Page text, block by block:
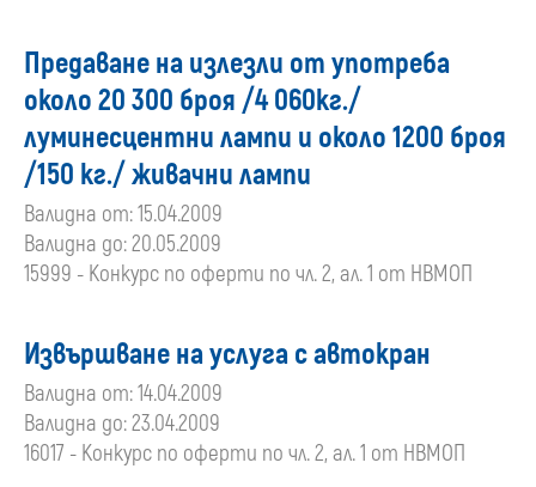
Предаване на излезли от употреба
около 20 300 броя /4 060кг./
луминесцентни лампи и около 1200 броя
/150 кг./ живачни лампи
Валидна от: 15.04.2009
Валидна до: 20.05.2009
15999 - Конкурс по оферти по чл. 2, ал. 1 от НВМОП
Извършване на услуга с автокран
Валидна от: 14.04.2009
Валидна до: 23.04.2009
16017 - Конкурс по оферти по чл. 2, ал. 1 от НВМОП